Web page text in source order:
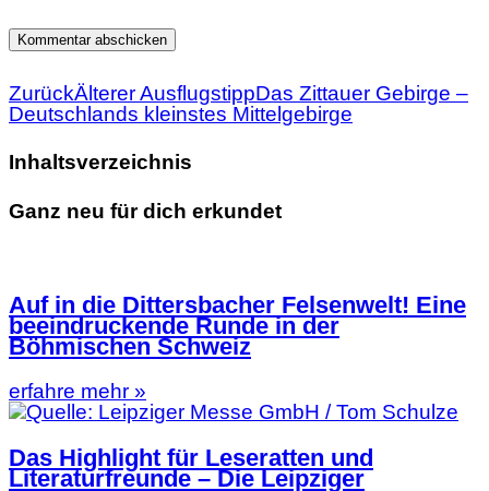
ZurückÄlterer AusflugstippDas Zittauer Gebirge –
Deutschlands kleinstes Mittelgebirge
Inhaltsverzeichnis
Ganz neu für dich erkundet
Auf in die Dittersbacher Felsenwelt! Eine
beeindruckende Runde in der
Böhmischen Schweiz
erfahre mehr »
Das Highlight für Leseratten und
Literaturfreunde – Die Leipziger